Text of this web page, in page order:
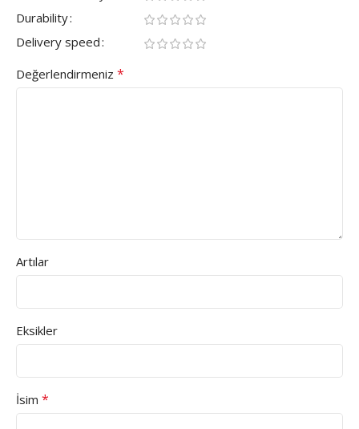
Durability
Delivery speed
Değerlendirmeniz *
Artılar
Eksikler
İsim *